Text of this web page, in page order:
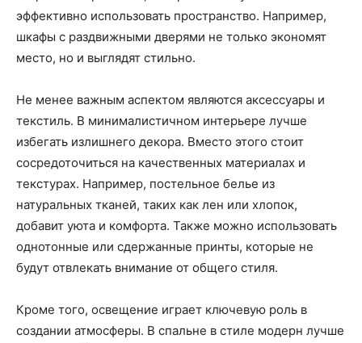
эффективно использовать пространство. Например,
шкафы с раздвижными дверями не только экономят
место, но и выглядят стильно.
Не менее важным аспектом являются аксессуары и
текстиль. В минималистичном интерьере лучше
избегать излишнего декора. Вместо этого стоит
сосредоточиться на качественных материалах и
текстурах. Например, постельное белье из
натуральных тканей, таких как лен или хлопок,
добавит уюта и комфорта. Также можно использовать
однотонные или сдержанные принты, которые не
будут отвлекать внимание от общего стиля.
Кроме того, освещение играет ключевую роль в
создании атмосферы. В спальне в стиле модерн лучше